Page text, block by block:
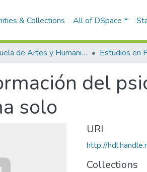
& Collections All of DSpace
Escuela de Artes y Humanidades Estudios en
del
solo
URI
http://
Collections